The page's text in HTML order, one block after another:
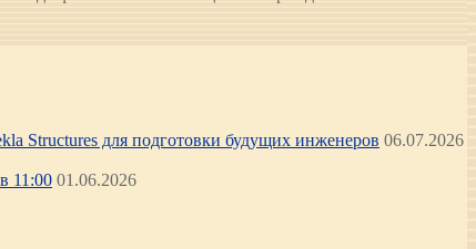
Structures для подготовки будущих инженеров 06.07.2026
11:00 01.06.2026